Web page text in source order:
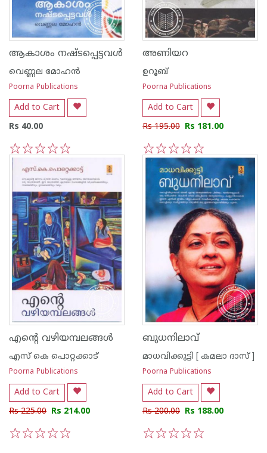
ആകാശം നഷ്ടപ്പെട്ടവള്‍
വെണ്ണല മോഹ‌ന്‍
Poorna Publications
Add to Cart
Rs 40.00
1
അണിയറ
ഉറൂബ്‌
Poorna Publications
Add to Cart
Rs 195.00 Rs 181.00
5
4
3
2
1
എന്റെ വഴിയമ്പലങ്ങള്‍
എസ്‌ കെ പൊറ്റക്കാട്‌
Poorna Publications
Add to Cart
Rs 225.00 Rs 214.00
ബുധനിലാവ്
മാധവിക്കുട്ടി [ കമലാ ദാസ് ]
Poorna Publications
Add to Cart
Rs 200.00 Rs 188.00